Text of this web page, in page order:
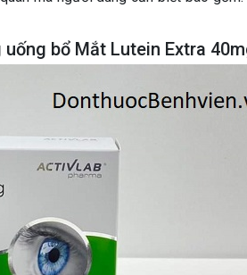
bổ Mắt Lutein Extra